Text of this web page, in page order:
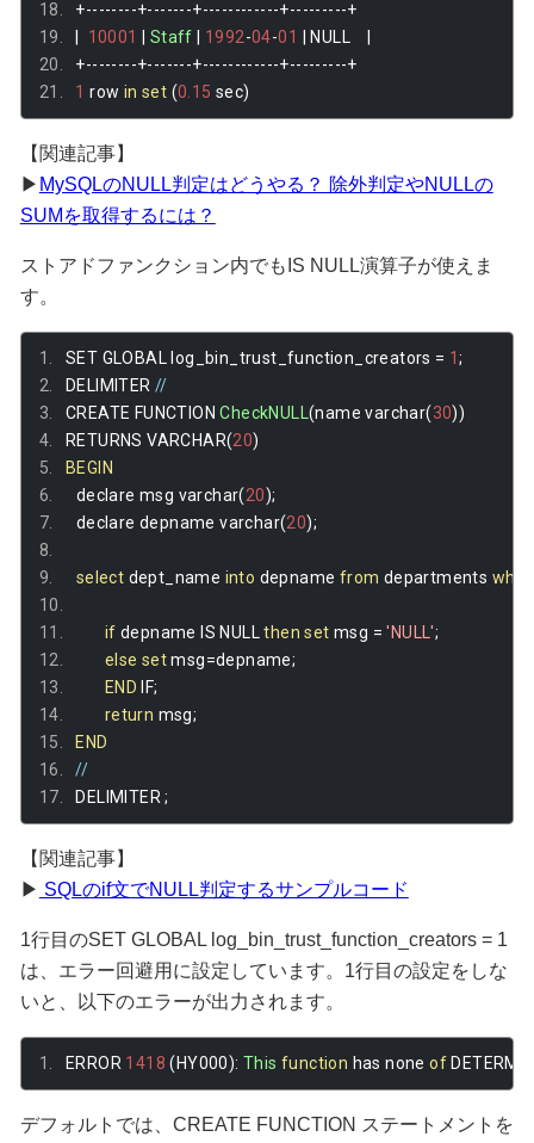
+--------+-------+------------+---------+
10001 Staff 1992-04-01 NULL
+--------+-------+------------+---------+
1 row in set (0.15 sec)
【関連記事】
▶ MySQLのNULL判定はどうやる？ 除外判定やNULLの
SUMを取得するには？
ストアドファンクション内でもIS NULL演算子が使えま
す。
SET GLOBAL log_bin_trust_function_creators = 1;
DELIMITER //
CREATE FUNCTION CheckNULL(name varchar(30))
RETURNS VARCHAR(20)
BEGIN
	declare msg varchar
(20);
	declare depname varchar
(20);
select dept_name into depname from departments
if depname IS NULL then set msg = 'NULL';
else set msg=depname;
END IF;
return msg;
END
//
DELIMITER ;
【関連記事】
▶ SQLのif文でNULL判定するサンプルコード
1行目のSET GLOBAL log_bin_trust_function_creators = 1
は、エラー回避用に設定しています。1行目の設定をしな
いと、以下のエラーが出力されます。
ERROR 1418 ( HY000): This function has none of
デフォルトでは、CREATE FUNCTION ステートメントを